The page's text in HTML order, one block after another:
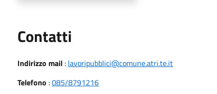
Contatti
Indirizzo mail : lavoripubblici@comune.atri.te.it
Telefono :085/8791216